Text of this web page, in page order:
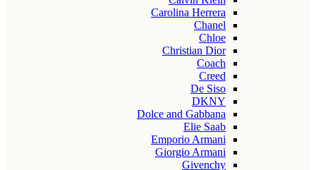
Carolina Herrera
Chanel
Chloe
Christian Dior
Coach
Creed
De Siso
DKNY
Dolce and Gabbana
Elie Saab
Emporio Armani
Giorgio Armani
Givenchy